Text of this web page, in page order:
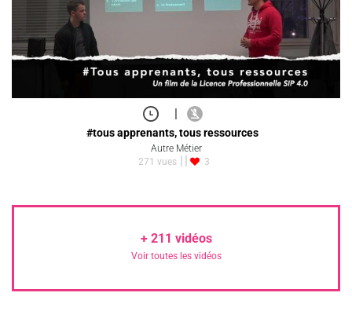
|
#tous apprenants, tous ressources
Autre Métier
271 vues
3
+ 211 vidéos
Voir toutes les vidéos